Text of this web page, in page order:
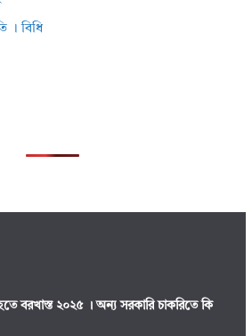
। বিধি
বরখাস্ত ২০২৫ । অন্য সরকারি চাকরিতে কি